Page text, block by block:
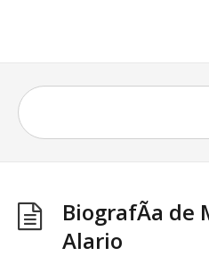
BiografÃ­a de
Alario